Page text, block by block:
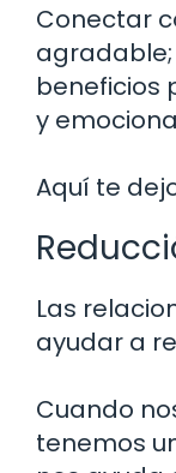
Conectar
beneficios
y
Aquí te
Las
ayudar a
Cuando
tenemos